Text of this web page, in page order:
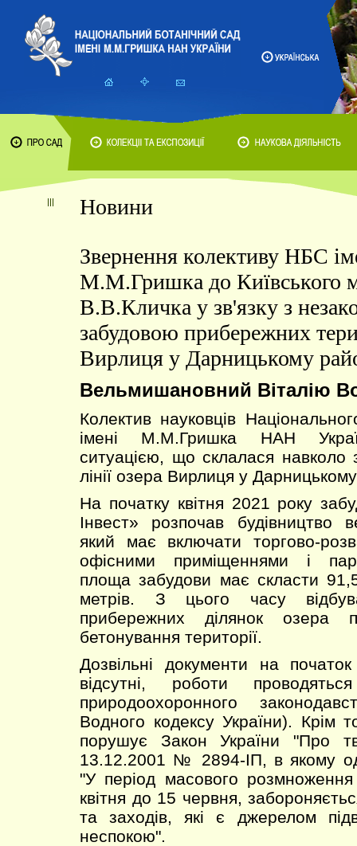
Новини
Звернення колективу НБС
М.М.Гришка до Київського
В.В.Кличка у зв'язку з
забудовою прибережних
Вирлиця у Дарницькому
Вельмишановний Віталію
Колектив науковців
імені М.М.Гришка НАН
ситуацією, що склалася навколо
лінії озера Вирлиця у
На початку квітня 2021 року
Інвест» розпочав будівництво
який має включати торгово-
офісними приміщеннями і
площа забудови має скласти
метрів. З цього часу
прибережних ділянок озера
бетонування території.
Дозвільні документи на початок
відсутні, роботи
природоохоронного
Водного кодексу України). Крім
порушує Закон України "Про
13.12.2001 № 2894-ІП, в якому
"У період масового
квітня до 15 червня,
та заходів, які є джерелом
неспокою".